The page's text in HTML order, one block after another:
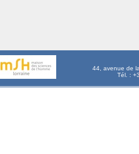
44, avenue de
Tél. :